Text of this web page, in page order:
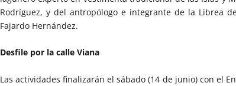
Rodríguez, y del antropólogo e integrante de la Librea
Fajardo Hernández.
Desfile por la calle Viana
Las actividades finalizarán el sábado (14 de junio) con el